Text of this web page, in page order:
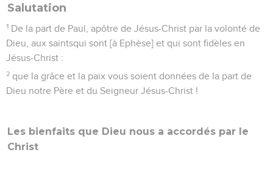
Salutation
1 De la part de Paul, apôtre de Jésus-Christ par la volonté de
Dieu, aux saintsqui sont [à Ephèse] et qui sont fidèles en
Jésus-Christ :
2 que la grâce et la paix vous soient données de la part de
Dieu notre Père et du Seigneur Jésus-Christ !
Les bienfaits que Dieu nous a accordés par le
Christ